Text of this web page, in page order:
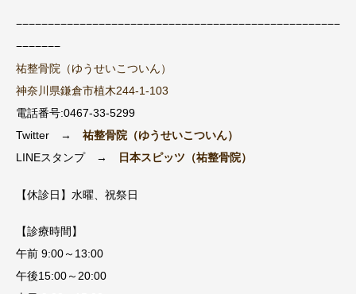
−−−−−−−−−−−−−−−−−−−−−−−−−−−−−−−−−−−−−−−−−−−−−−−−−−−
−−−−−−−
祐整骨院（ゆうせいこついん）
神奈川県鎌倉市植木244-1-103
電話番号:0467-33-5299
Twitter → 祐整骨院（ゆうせいこついん）
LINEスタンプ →
日本スピッツ（祐整骨院）
【休診日】水曜、祝祭日
【診療時間】
午前 9:00～13:00
午後15:00～20:00